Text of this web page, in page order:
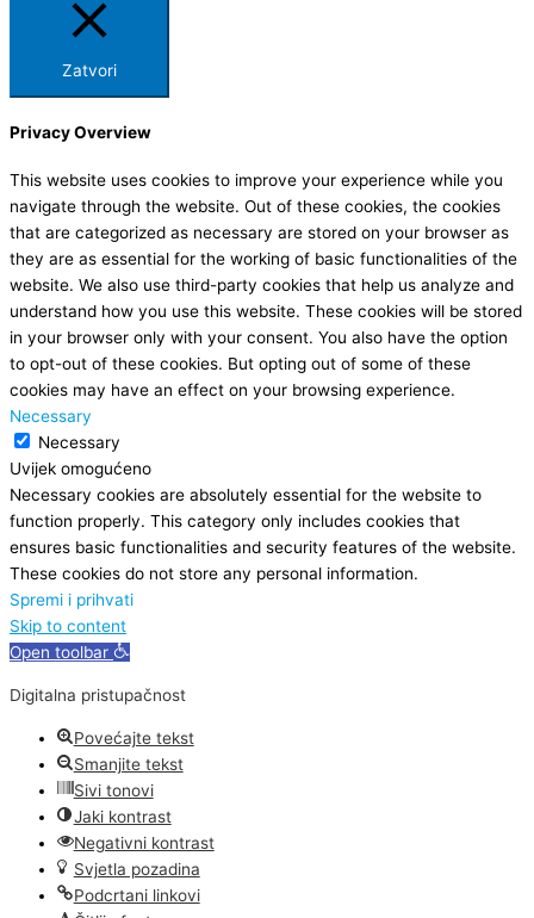
Zatvori
Privacy Overview
This website uses cookies to improve your experience while you
navigate through the website. Out of these cookies, the cookies
that are categorized as necessary are stored on your browser as
they are as essential for the working of basic functionalities of the
website. We also use third-party cookies that help us analyze and
understand how you use this website. These cookies will be stored
in your browser only with your consent. You also have the option
to opt-out of these cookies. But opting out of some of these
cookies may have an effect on your browsing experience.
Necessary
Necessary
Uvijek omogućeno
Necessary cookies are absolutely essential for the website to
function properly. This category only includes cookies that
ensures basic functionalities and security features of the website.
These cookies do not store any personal information.
Spremi i prihvati
Skip to content
Open toolbar
Digitalna pristupačnost
Povećajte tekst
Smanjite tekst
Sivi tonovi
Jaki kontrast
Negativni kontrast
Svjetla pozadina
Podcrtani linkovi